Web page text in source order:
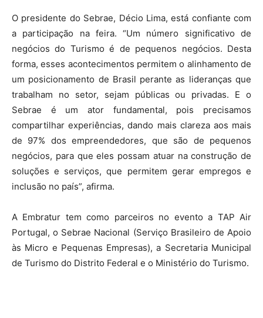
O presidente do Sebrae, Décio Lima, está confiante com
a participação na feira. “Um número significativo de
negócios do Turismo é de pequenos negócios. Desta
forma, esses acontecimentos permitem o alinhamento de
um posicionamento de Brasil perante as lideranças que
trabalham no setor, sejam públicas ou privadas. E o
Sebrae é um ator fundamental, pois precisamos
compartilhar experiências, dando mais clareza aos mais
de 97% dos empreendedores, que são de pequenos
negócios, para que eles possam atuar na construção de
soluções e serviços, que permitem gerar empregos e
inclusão no país”, afirma.
A Embratur tem como parceiros no evento a TAP Air
Portugal, o Sebrae Nacional (Serviço Brasileiro de Apoio
às Micro e Pequenas Empresas), a Secretaria Municipal
de Turismo do Distrito Federal e o Ministério do Turismo.